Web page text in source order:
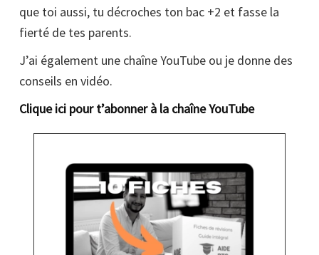
que toi aussi, tu décroches ton bac +2 et fasse la
fierté de tes parents.
J’ai également une chaîne YouTube ou je donne des
conseils en vidéo.
Clique ici pour t’abonner à la chaîne YouTube